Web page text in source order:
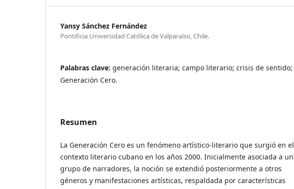
Yansy Sánchez Fernández
Pontificia Universidad Católica de Valparaíso, Chile.
Palabras clave: generación literaria; campo literario; crisis de sentido;
Generación Cero.
Resumen
La Generación Cero es un fenómeno artístico-literario que surgió en el
contexto literario cubano en los años 2000. Inicialmente asociada a un
grupo de narradores, la noción se extendió posteriormente a otros
géneros y manifestaciones artísticas, respaldada por características